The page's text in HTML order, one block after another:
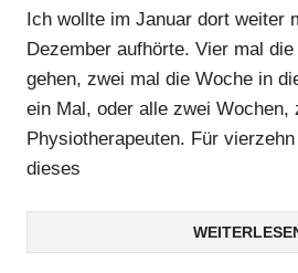
Ich wollte im Januar dort weiter
Dezember aufhörte. Vier mal
gehen, zwei mal die Woche in
ein Mal, oder alle zwei Wochen,
Physiotherapeuten. Für
dieses